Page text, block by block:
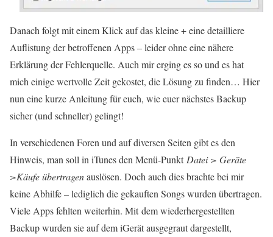
Danach folgt mit einem Klick auf das kleine + eine detailliere
Auflistung der betroffenen Apps – leider ohne eine nähere
Erklärung der Fehlerquelle. Auch mir erging es so und es hat
mich einige wertvolle Zeit gekostet, die Lösung zu finden… Hier
nun eine kurze Anleitung für euch, wie euer nächstes Backup
sicher (und schneller) gelingt!
In verschiedenen Foren und auf diversen Seiten gibt es den
Hinweis, man soll in iTunes den Menü-Punkt Datei > Geräte
>Käufeübertragenauslösen. Doch auch dies brachte bei mir
keine Abhilfe – lediglich die gekauften Songs wurden übertragen.
Viele Apps fehlten weiterhin. Mit dem wiederhergestellten
Backup wurden sie auf dem iGerät ausgegraut dargestellt,